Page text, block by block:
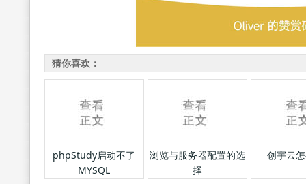
猜你喜欢：
phpStudy启动不了
MYSQL
浏览与服务器配置的选
择
创宇云